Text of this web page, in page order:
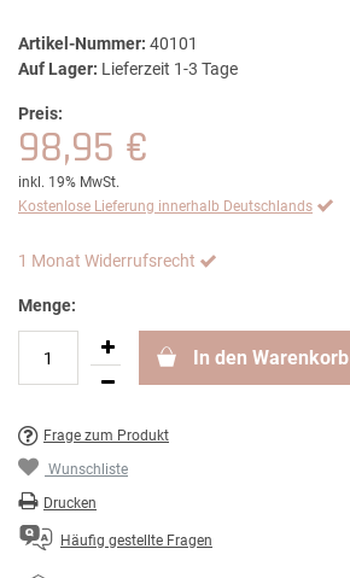
Artikel-Nummer: 40101
Auf Lager: Lieferzeit 1-3 Tage
Preis:
98,95 €
inkl. 19% MwSt.
Kostenlose Lieferung innerhalb Deutschlands
1 Monat Widerrufsrecht
Menge:
In den Warenkorb
Frage zum Produkt
Wunschliste
Drucken
Häufig gestellte Fragen